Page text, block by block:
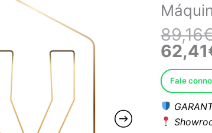
89,16
62,41
Fale
Corte
Ewwk-
RZCW000